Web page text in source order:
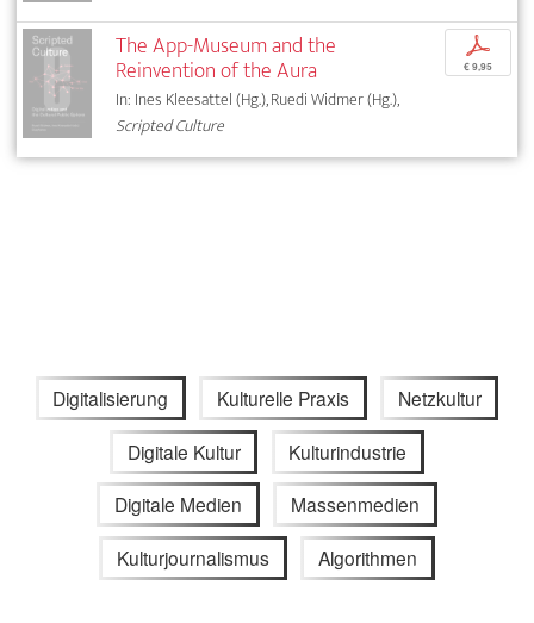
The App-Museum and the
Reinvention of the Aura
In: Ines Kleesattel (Hg.), Ruedi Widmer (Hg.),
Scripted Culture
p
€ 9,95
Digitalisierung Kulturelle Praxis Netzkultur
Digitale Kultur Kulturindustrie
Digitale Medien Massenmedien
Kulturjournalismus Algorithmen